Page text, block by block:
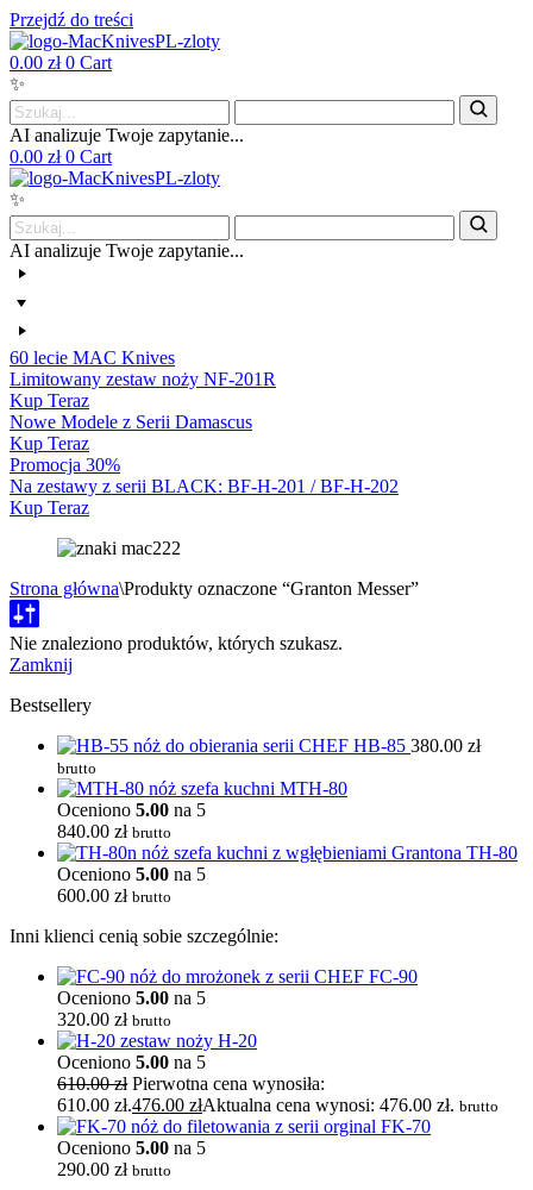
Przejdź do treści
0.00 zł 0 Cart
✨
AI analizuje Twoje zapytanie...
0.00 zł 0 Cart
✨
AI analizuje Twoje zapytanie...
60 lecie MAC Knives
Limitowany zestaw noży NF-201R
Kup Teraz
Nowe Modele z Serii Damascus
Kup Teraz
Promocja 30%
Na zestawy z serii BLACK: BF-H-201 / BF-H-202
Kup Teraz
Strona główna\Produkty oznaczone “Granton Messer”
Nie znaleziono produktów, których szukasz.
Zamknij
Bestsellery
HB-85 380.00 zł
brutto
MTH-80
Oceniono 5.00 na 5
840.00 zł brutto
TH-80
Oceniono 5.00 na 5
600.00 zł brutto
Inni klienci cenią sobie szczególnie:
FC-90
Oceniono 5.00 na 5
320.00 zł brutto
H-20
Oceniono 5.00 na 5
610.00zł Pierwotna cena wynosiła:
610.00 zł.476.00 złAktualna cena wynosi: 476.00 zł. brutto
FK-70
Oceniono 5.00 na 5
290.00 zł brutto